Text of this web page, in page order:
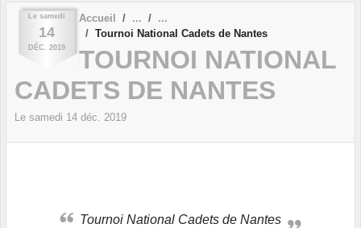
Le samedi
14
DÉC. 2019
Accueil
Tournoi National Cadets de Nantes
TOURNOI NATIONAL
CADETS DE NANTES
Le samedi 14 déc. 2019
Tournoi National Cadets de Nantes